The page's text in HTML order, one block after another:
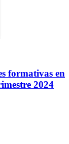
formativas en
2024